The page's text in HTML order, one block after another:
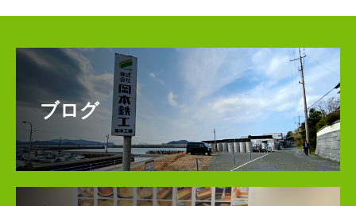
ブログ